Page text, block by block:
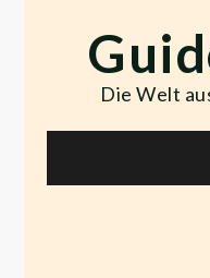
content
Die Welt